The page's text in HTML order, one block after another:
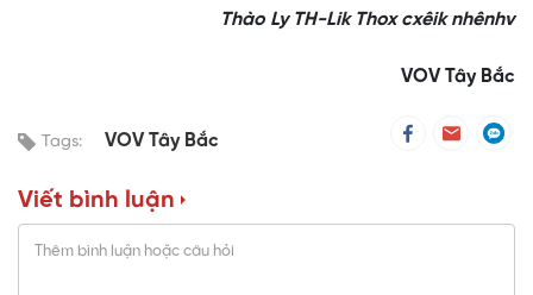
Thào Ly TH-Lik Thox cxêik nhênhv
VOV Tây Bắc
Tags: VOV Tây Bắc
Viết bình luận